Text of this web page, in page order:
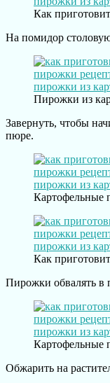
Как
На помидор
Пирожки из
Завернуть, чтобы
пюре.
Картофельные
Как
Пирожки обвалять в
Картофельные
Обжарить на